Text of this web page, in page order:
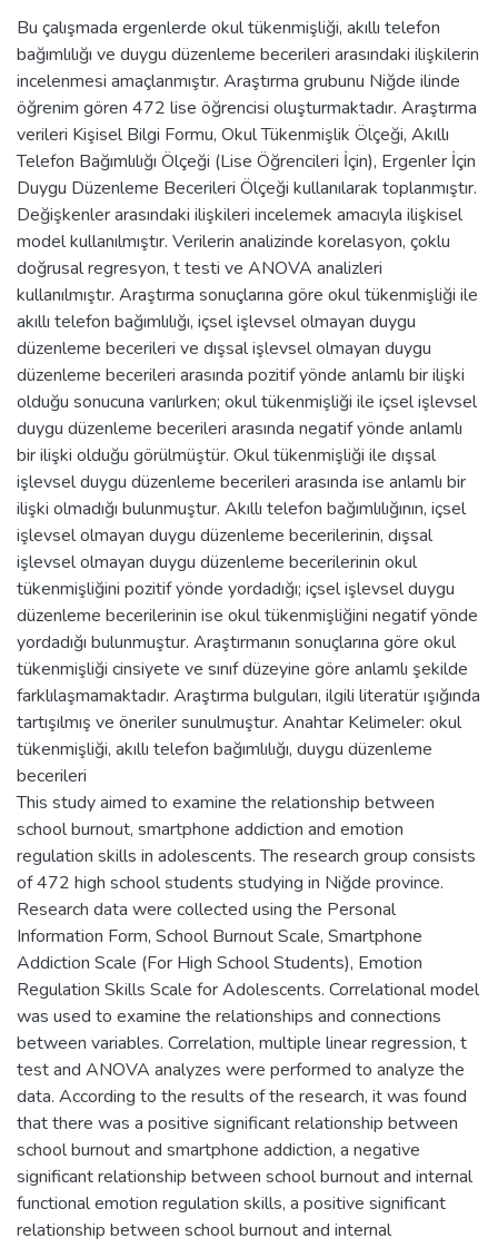
Bu çalışmada ergenlerde okul tükenmişliği, akıllı telefon
bağımlılığı ve duygu düzenleme becerileri arasındaki ilişkilerin
incelenmesi amaçlanmıştır. Araştırma grubunu Niğde ilinde
öğrenim gören 472 lise öğrencisi oluşturmaktadır. Araştırma
verileri Kişisel Bilgi Formu, Okul Tükenmişlik Ölçeği, Akıllı
Telefon Bağımlılığı Ölçeği (Lise Öğrencileri İçin), Ergenler İçin
Duygu Düzenleme Becerileri Ölçeği kullanılarak toplanmıştır.
Değişkenler arasındaki ilişkileri incelemek amacıyla ilişkisel
model kullanılmıştır. Verilerin analizinde korelasyon, çoklu
doğrusal regresyon, t testi ve ANOVA analizleri
kullanılmıştır. Araştırma sonuçlarına göre okul tükenmişliği ile
akıllı telefon bağımlılığı, içsel işlevsel olmayan duygu
düzenleme becerileri ve dışsal işlevsel olmayan duygu
düzenleme becerileri arasında pozitif yönde anlamlı bir ilişki
olduğu sonucuna varılırken; okul tükenmişliği ile içsel işlevsel
duygu düzenleme becerileri arasında negatif yönde anlamlı
bir ilişki olduğu görülmüştür. Okul tükenmişliği ile dışsal
işlevsel duygu düzenleme becerileri arasında ise anlamlı bir
ilişki olmadığı bulunmuştur. Akıllı telefon bağımlılığının, içsel
işlevsel olmayan duygu düzenleme becerilerinin, dışsal
işlevsel olmayan duygu düzenleme becerilerinin okul
tükenmişliğini pozitif yönde yordadığı; içsel işlevsel duygu
düzenleme becerilerinin ise okul tükenmişliğini negatif yönde
yordadığı bulunmuştur. Araştırmanın sonuçlarına göre okul
tükenmişliği cinsiyete ve sınıf düzeyine göre anlamlı şekilde
farklılaşmamaktadır. Araştırma bulguları, ilgili literatür ışığında
tartışılmış ve öneriler sunulmuştur. Anahtar Kelimeler: okul
tükenmişliği, akıllı telefon bağımlılığı, duygu düzenleme
becerileri
This study aimed to examine the relationship between
school burnout, smartphone addiction and emotion
regulation skills in adolescents. The research group consists
of 472 high school students studying in Niğde province.
Research data were collected using the Personal
Information Form, School Burnout Scale, Smartphone
Addiction Scale (For High School Students), Emotion
Regulation Skills Scale for Adolescents. Correlational model
was used to examine the relationships and connections
between variables. Correlation, multiple linear regression, t
test and ANOVA analyzes were performed to analyze the
data. According to the results of the research, it was found
that there was a positive significant relationship between
school burnout and smartphone addiction, a negative
significant relationship between school burnout and internal
functional emotion regulation skills, a positive significant
relationship between school burnout and internal